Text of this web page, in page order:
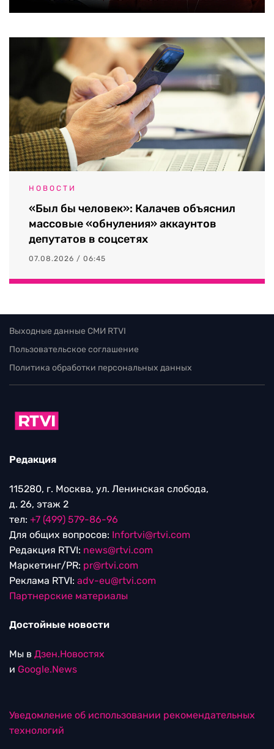
НОВОСТИ
«Был бы человек»: Калачев объяснил
массовые «обнуления» аккаунтов
депутатов в соцсетях
07.08.2026 / 06:45
Выходные данные СМИ RTVI
Пользовательское соглашение
Политика обработки персональных данных
Редакция
115280, г. Москва, ул. Ленинская слобода,
д. 26, этаж 2
тел: +7 (499) 579-86-96
Для общих вопросов: Infortvi@rtvi.com
Редакция RTVI: news@rtvi.com
Маркетинг/PR: pr@rtvi.com
Реклама RTVI: adv-eu@rtvi.com
Партнерские материалы
Достойные новости
Мы в Дзен.Новостях
и Google.News
Уведомление об использовании рекомендательных
технологий